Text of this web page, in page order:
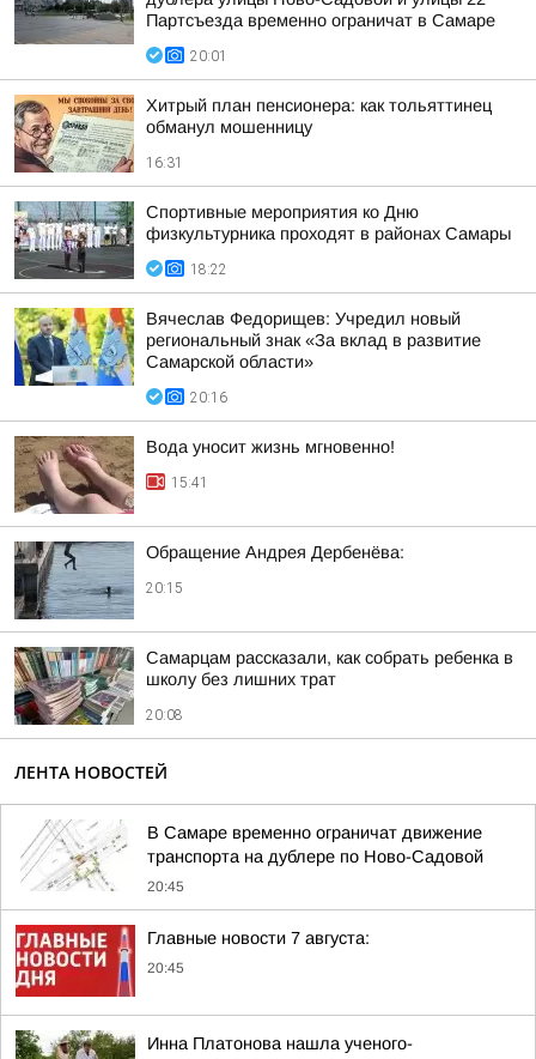
Партсъезда временно ограничат в Самаре
20:01
Хитрый план пенсионера: как тольяттинец
обманул мошенницу
16:31
Спортивные мероприятия ко Дню
физкультурника проходят в районах Самары
18:22
Вячеслав Федорищев: Учредил новый
региональный знак «За вклад в развитие
Самарской области»
20:16
Вода уносит жизнь мгновенно!
15:41
Обращение Андрея Дербенёва:
20:15
Самарцам рассказали, как собрать ребенка в
школу без лишних трат
20:08
ЛЕНТА НОВОСТЕЙ
В Самаре временно ограничат движение
транспорта на дублере по Ново-Садовой
20:45
Главные новости 7 августа:
20:45
Инна Платонова нашла ученого-